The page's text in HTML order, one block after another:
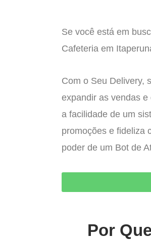
Se você está em
Cafeteria em
Com o Seu Delivery,
expandir as vendas
a facilidade de um
promoções e fideliza
poder de um Bot de
Por